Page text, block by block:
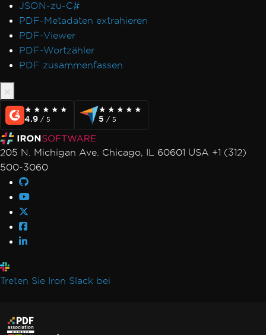
JSON-zu-C#
PDF-Metadaten extrahieren
PDF-Viewer
PDF-Wortzähler
PDF zusammenfassen
★★★★★
★★★★★
4.9 / 5
★★★★★
★★★★★
5 / 5
205 N. Michigan Ave. Chicago, IL 60601 USA +1 (312)
500-3060
Treten Sie Iron Slack bei